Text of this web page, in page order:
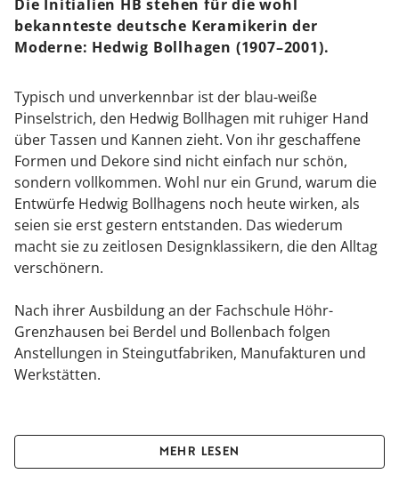
Die Initialien HB stehen für die wohl
bekannteste deutsche Keramikerin der
Moderne: Hedwig Bollhagen (1907–2001).
Typisch und unverkennbar ist der blau-weiße
Pinselstrich, den Hedwig Bollhagen mit ruhiger Hand
über Tassen und Kannen zieht. Von ihr geschaffene
Formen und Dekore sind nicht einfach nur schön,
sondern vollkommen. Wohl nur ein Grund, warum die
Entwürfe Hedwig Bollhagens noch heute wirken, als
seien sie erst gestern entstanden. Das wiederum
macht sie zu zeitlosen Designklassikern, die den Alltag
verschönern.
Nach ihrer Ausbildung an der Fachschule Höhr-
Grenzhausen bei Berdel und Bollenbach folgen
Anstellungen in Steingutfabriken, Manufakturen und
Werkstätten.
Werkstätten für Keramik in Marwitz bei Berlin.
Drei Jahre später erhält sie ihre erste Goldmedaille auf
MEHR LESEN